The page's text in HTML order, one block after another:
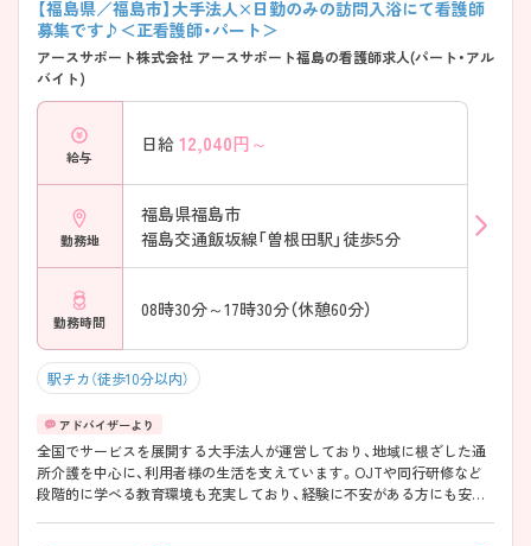
【福島県／福島市】大手法人×日勤のみの訪問入浴にて看護師
募集です♪＜正看護師・パート＞
アースサポート株式会社 アースサポート福島の看護師求人(パート・アル
バイト)
給与
日給 12,040円～
勤務地
福島県福島市
福島交通飯坂線「曽根田駅」徒歩5分
勤務時間
08時30分～17時30分（休憩60分）
駅チカ（徒歩10分以内）
全国でサービスを展開する大手法人が運営しており、地域に根ざした通
所介護を中心に、利用者様の生活を支えています。OJTや同行研修など
段階的に学べる教育環境も充実しており、経験に不安がある方にも安心